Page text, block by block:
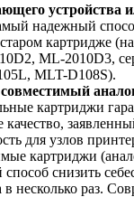
устройства
надежный
картридже
ML-2010D3,
MLT-D108S).
картриджи
качество,
для узлов
картриджи
снизить
в несколько раз.